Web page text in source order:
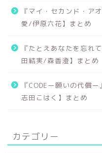
『マイ・セカンド・ア
愛/伊原六花】まとめ
『たとえあなたを忘れ
田結実/森香澄】まとめ
『CODEー願いの代償
志田こはく】まとめ
カテゴリー